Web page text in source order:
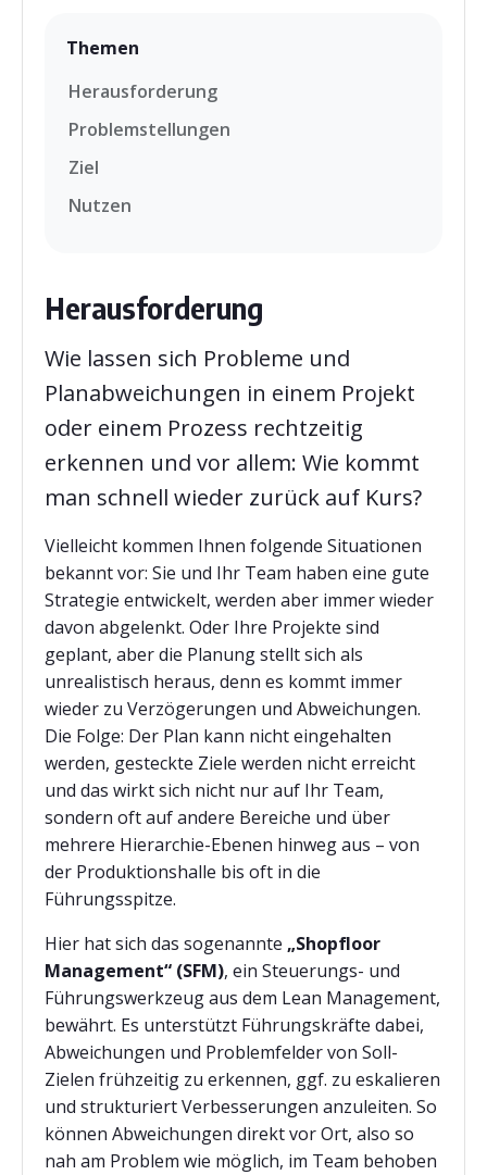
Themen
Herausforderung
Problemstellungen
Ziel
Nutzen
Herausforderung
Wie lassen sich Probleme und
Planabweichungen in einem Projekt
oder einem Prozess rechtzeitig
erkennen und vor allem: Wie kommt
man schnell wieder zurück auf Kurs?
Vielleicht kommen Ihnen folgende Situationen
bekannt vor: Sie und Ihr Team haben eine gute
Strategie entwickelt, werden aber immer wieder
davon abgelenkt. Oder Ihre Projekte sind
geplant, aber die Planung stellt sich als
unrealistisch heraus, denn es kommt immer
wieder zu Verzögerungen und Abweichungen.
Die Folge: Der Plan kann nicht eingehalten
werden, gesteckte Ziele werden nicht erreicht
und das wirkt sich nicht nur auf Ihr Team,
sondern oft auf andere Bereiche und über
mehrere Hierarchie-Ebenen hinweg aus – von
der Produktionshalle bis oft in die
Führungsspitze.
Hier hat sich das sogenannte „Shopfloor
Management“ (SFM), ein Steuerungs- und
Führungswerkzeug aus dem Lean Management,
bewährt. Es unterstützt Führungskräfte dabei,
Abweichungen und Problemfelder von Soll-
Zielen frühzeitig zu erkennen, ggf. zu eskalieren
und strukturiert Verbesserungen anzuleiten. So
können Abweichungen direkt vor Ort, also so
nah am Problem wie möglich, im Team behoben